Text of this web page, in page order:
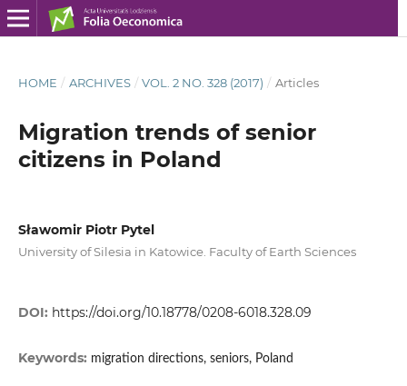
HOME / ARCHIVES / VOL. 2 NO. 328 (2017) / Articles
Migration trends of senior
citizens in Poland
Sławomir Piotr Pytel
University of Silesia in Katowice. Faculty of Earth Sciences
DOI: https://doi.org/10.18778/0208-6018.328.09
Keywords: migration directions, seniors, Poland